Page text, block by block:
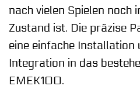
nach vielen Spielen noch
Zustand ist. Die präzise
eine einfache Installation
Integration in das
EMEK100.